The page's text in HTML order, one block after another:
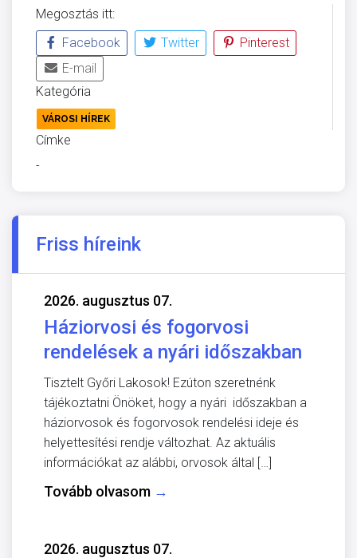
Megosztás itt:
Facebook
Twitter
Pinterest
E-mail
Kategória
VÁROSI HÍREK
Címke
-
Friss híreink
2026. augusztus 07.
Háziorvosi és fogorvosi
rendelések a nyári időszakban
Tisztelt Győri Lakosok! Ezúton szeretnénk
tájékoztatni Önöket, hogy a nyári időszakban a
háziorvosok és fogorvosok rendelési ideje és
helyettesítési rendje változhat. Az aktuális
információkat az alábbi, orvosok által […]
Tovább olvasom →
2026. augusztus 07.